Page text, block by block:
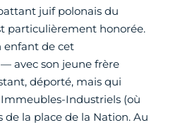
juif polonais du
particulièrement honorée.
enfant de cet
avec son jeune frère
déporté, mais qui
Industriels (où
la place de la Nation. Au